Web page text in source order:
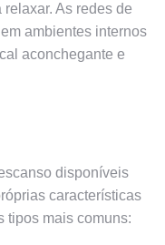
As redes de
ambientes internos
aconchegante e
disponíveis
características
tipos mais comuns: